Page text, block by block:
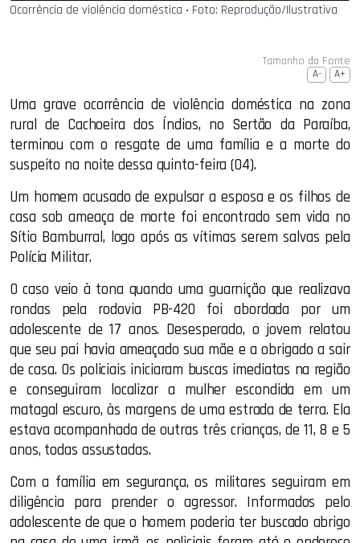
Ocorrência de violência doméstica ‧ Foto: Reprodução/Ilustrativa
Tamanho da Fonte
A- A+
Uma grave ocorrência de violência doméstica na zona
rural de Cachoeira dos Índios, no Sertão da Paraíba,
terminou com o resgate de uma família e a morte do
suspeito na noite dessa quinta-feira (04).
Um homem acusado de expulsar a esposa e os filhos de
casa sob ameaça de morte foi encontrado sem vida no
Sítio Bamburral, logo após as vítimas serem salvas pela
Polícia Militar.
O caso veio à tona quando uma guarnição que realizava
rondas pela rodovia PB-420 foi abordada por um
adolescente de 17 anos. Desesperado, o jovem relatou
que seu pai havia ameaçado sua mãe e a obrigado a sair
de casa. Os policiais iniciaram buscas imediatas na região
e conseguiram localizar a mulher escondida em um
matagal escuro, às margens de uma estrada de terra. Ela
estava acompanhada de outras três crianças, de 11, 8 e 5
anos, todas assustadas.
Com a família em segurança, os militares seguiram em
diligência para prender o agressor. Informados pelo
adolescente de que o homem poderia ter buscado abrigo